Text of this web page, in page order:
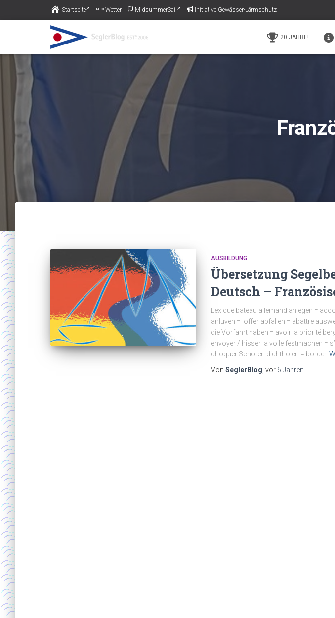
Piratas am Pichelssee muss schließen - Gestern 11.5.26 in der (C)
Startseite Wetter MidsummerSail Initiative Gewässer-Lärmschutz
20 JAHRE!
AUSBILDUNG
Übersetzung
Deutsch –
Lexique bateau allemand anlegen =
anluven = loffer abfallen = abattre
die Vorfahrt haben = avoir la priorité
envoyer / hisser la voile festmachen =
choquer Schoten dichtholen = border
Von SeglerBlog , vor 6 Jahren